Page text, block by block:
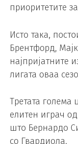
приоритетите
Исто така,
Брентфорд,
најпријатните
лигата оваа
Третата голема
елитен играч
што Бернардо
со Гвардиола.